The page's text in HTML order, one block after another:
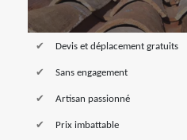
Devis et déplacement gratuits
Sans engagement
Artisan passionné
Prix imbattable